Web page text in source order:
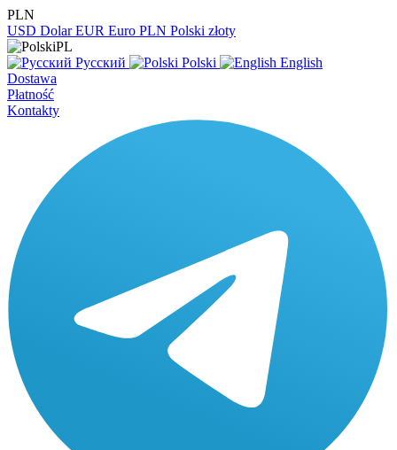
PLN
USD Dolar EUR Euro PLN Polski złoty
PL
Русский
Polski
English
Dostawa
Płatność
Kontakty